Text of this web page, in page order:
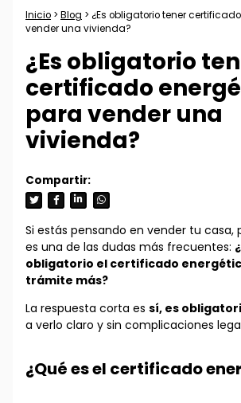
Inicio > Blog > ¿Es obligatorio tener
vender una vivienda?
¿Es obligatorio
certificado
para vender una
vivienda?
Si estás pensando en vender tu casa,
es una de las dudas más frecuentes:
obligatorio el certificado
trámite más?
La respuesta corta es sí, es
a verlo claro y sin complicaciones
¿Qué es el certificado